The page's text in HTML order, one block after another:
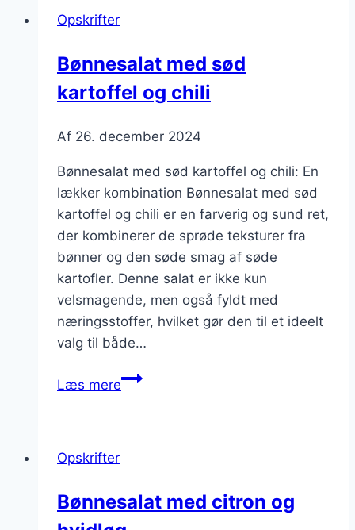
Opskrifter
Bønnesalat med sød
kartoffel og chili
Af 26. december 2024
Bønnesalat med sød kartoffel og chili: En
lækker kombination Bønnesalat med sød
kartoffel og chili er en farverig og sund ret,
der kombinerer de sprøde teksturer fra
bønner og den søde smag af søde
kartofler. Denne salat er ikke kun
velsmagende, men også fyldt med
næringsstoffer, hvilket gør den til et ideelt
valg til både…
Læs mereBønnesalat
Opskrifter
Bønnesalat med citron og